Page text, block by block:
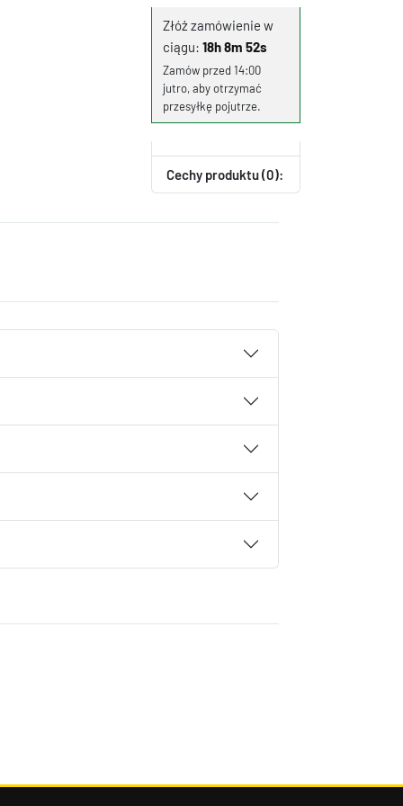
Złóż zamówienie w
ciągu: 18h 8m 51s
Zamów przed 14:00
jutro, aby otrzymać
przesyłkę pojutrze.
Cechy produktu (0):